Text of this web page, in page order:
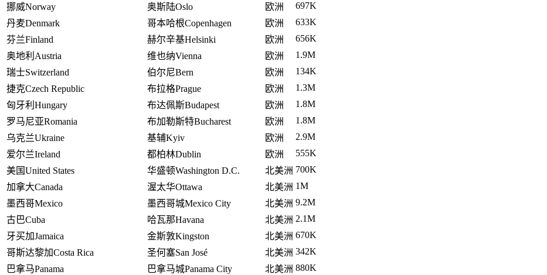
挪威Norway 奥斯陆Oslo 欧洲
697K
丹麦Denmark 哥本哈根Copenhagen 欧洲
633K
芬兰Finland 赫尔辛基Helsinki 欧洲
656K
奥地利 Austria 维也纳Vienna 欧洲
1.9M
瑞士Switzerland 伯尔尼Bern 欧洲
134K
捷克Czech Republic 布拉格Prague 欧洲
1.3M
匈牙利 Hungary 布达佩斯Budapest 欧洲
1.8M
罗马尼亚Romania 布加勒斯特Bucharest 欧洲
1.8M
乌克兰Ukraine 基辅Kyiv 欧洲
2.9M
爱尔兰Ireland 都柏林Dublin 欧洲
555K
美国United States 华盛顿Washington D.C. 北美洲 700K
加拿大Canada 渥太华Ottawa 北美洲 1M
墨西哥Mexico 墨西哥城Mexico City 北美洲 9.2M
古巴Cuba 哈瓦那Havana 北美洲 2.1M
牙买加Jamaica 金斯敦Kingston 北美洲 670K
哥斯达黎加Costa Rica 圣何塞San José 北美洲 342K
巴拿马Panama 巴拿马城Panama City 北美洲 880K